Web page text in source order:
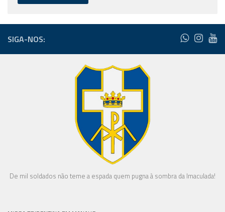
SIGA-NOS:
De mil soldados não teme a espada quem pugna à sombra da Imaculada!